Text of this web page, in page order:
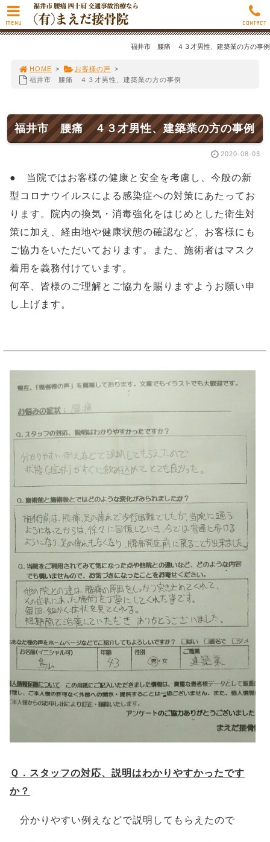
福井市 腰痛 ４３才男性、建築業の方の事例
HOME > お客様の声 >
福井市 腰痛 ４３才男性、建築業の方の事例
福井市 腰痛 ４３才男性、建築業の方の事例
2020-08-03
● 当院ではお客様の健康と安全を考慮し、今般の新
型コロナウイルスによる感染症への対策にあたってお
ります。院内の換気・消毒強化をはじめとした衛生対
策に加え、経由地や健康状態の確認など、お客様にも
ご協力をいただいております。また、施術者はマスク
着用を義務付けています。
何卒、皆様のご理解とご協力を賜りますようお願い申
し上げます。
Ｑ．スタッフの対応、説明はわかりやすかったです
か？
分かりやすい例えなどで説明してもらえたので
MENU CONTACT